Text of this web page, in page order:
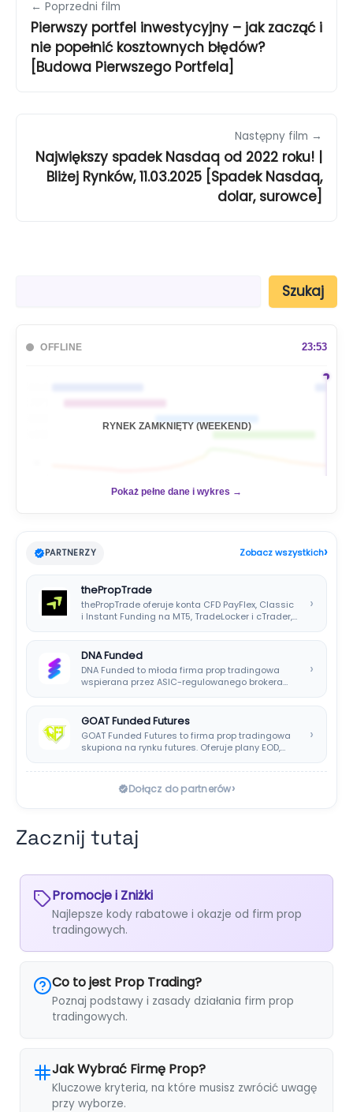
← Poprzedni film
Pierwszy portfel inwestycyjny – jak zacząć i
nie popełnić kosztownych błędów?
[Budowa Pierwszego Portfela]
Następny film →
Największy spadek Nasdaq od 2022 roku! |
Bliżej Rynków, 11.03.2025 [Spadek Nasdaq,
dolar, surowce]
Szukaj
OFFLINE 23:53
RYNEK ZAMKNIĘTY (WEEKEND)
Pokaż pełne dane i wykres →
PARTNERZY Zobacz wszystkich›
thePropTrade
thePropTrade oferuje konta CFD PayFlex, Classic
i Instant Funding na MT5, TradeLocker i cTrader,…
›
DNA Funded
DNA Funded to młoda firma prop tradingowa
wspierana przez ASIC-regulowanego brokera
›
GOAT Funded Futures
GOAT Funded Futures to firma prop tradingowa
skupiona na rynku futures. Oferuje plany EOD,…
›
Dołącz do partnerów›
Zacznij tutaj
Promocje i Zniżki
Najlepsze kody rabatowe i okazje od firm prop
tradingowych.
Co to jest Prop Trading?
Poznaj podstawy i zasady działania firm prop
tradingowych.
Jak Wybrać Firmę Prop?
Kluczowe kryteria, na które musisz zwrócić uwagę
przy wyborze.